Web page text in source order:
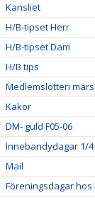
Kansliet
H/B-tipset Herr
H/B-tipset Dam
H/B tips
Medlemslotteri mars
Kakor
DM- guld F05-06
Innebandydagar 1/4
Mail
Föreningsdagar hos